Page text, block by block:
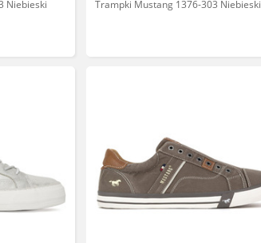
Niebieski Trampki Mustang 1376-303 Niebieski